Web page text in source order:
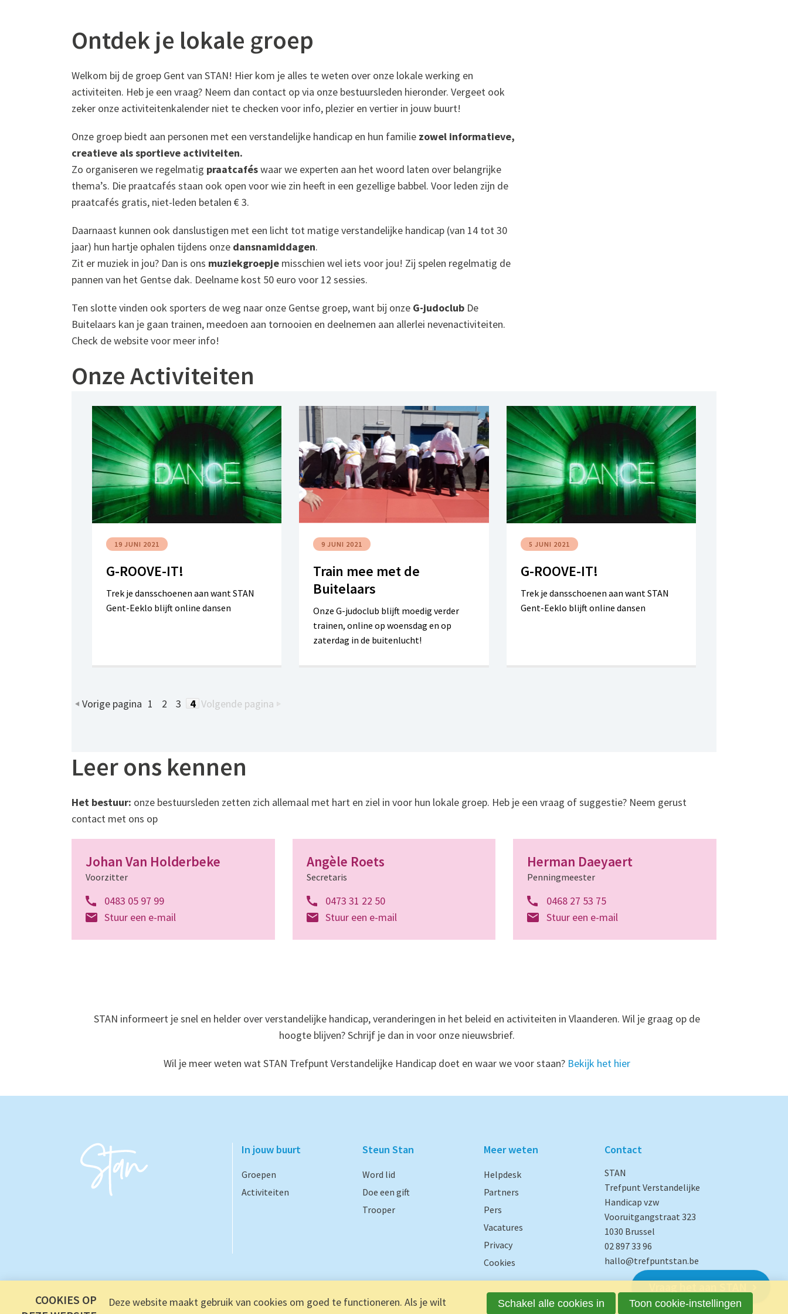
Ontdek je lokale groep
Welkom bij de groep Gent van STAN! Hier kom je alles te weten over onze lokale werking en
activiteiten. Heb je een vraag? Neem dan contact op via onze bestuursleden hieronder. Vergeet ook
zeker onze activiteitenkalender niet te checken voor info, plezier en vertier in jouw buurt!
Onze groep biedt aan personen met een verstandelijke handicap en hun familie zowel informatieve,
creatieve als sportieve activiteiten.
Zo organiseren we regelmatig praatcaféswaar we experten aan het woord laten over belangrijke
thema’s. Die praatcafés staan ook open voor wie zin heeft in een gezellige babbel. Voor leden zijn de
praatcafés gratis, niet-leden betalen € 3.
Daarnaast kunnen ook danslustigen met een licht tot matige verstandelijke handicap (van 14 tot 30
jaar) hun hartje ophalen tijdens onze dansnamiddagen.
Zit er muziek in jou? Dan is ons muziekgroepje misschien wel iets voor jou! Zij spelen regelmatig de
pannen van het Gentse dak. Deelname kost 50 euro voor 12 sessies.
Ten slotte vinden ook sporters de weg naar onze Gentse groep, want bij onze G-judoclub De
Buitelaars kan je gaan trainen, meedoen aan tornooien en deelnemen aan allerlei nevenactiviteiten.
Check de website voor meer info!
Onze Activiteiten
19 JUNI 2021
G-ROOVE-IT!
Trek je dansschoenen aan want STAN
Gent-Eeklo blijft online dansen
9 JUNI 2021
Train mee met de
Buitelaars
Onze G-judoclub blijft moedig verder
trainen, online op woensdag en op
zaterdag in de buitenlucht!
5 JUNI 2021
G-ROOVE-IT!
Trek je dansschoenen aan want STAN
Gent-Eeklo blijft online dansen
Vorige pagina 1 2 3 4 Volgende pagina
Leer ons kennen
Het bestuur: onze bestuursleden zetten zich allemaal met hart en ziel in voor hun lokale groep. Heb je een vraag of suggestie? Neem gerust
contact met ons op
Johan Van Holderbeke
Voorzitter
0483 05 97 99
Stuur een e-mail
Angèle Roets
Secretaris
0473 31 22 50
Stuur een e-mail
Herman Daeyaert
Penningmeester
0468 27 53 75
Stuur een e-mail
STAN informeert je snel en helder over verstandelijke handicap, veranderingen in het beleid en activiteiten in Vlaanderen. Wil je graag op de
hoogte blijven? Schrijf je dan in voor onze nieuwsbrief.
Wil je meer weten wat STAN Trefpunt Verstandelijke Handicap doet en waar we voor staan? Bekijk het hier
In jouw buurt
Groepen
Activiteiten
Steun Stan
Word lid
Doe een gift
Trooper
Meer weten
Helpdesk
Partners
Pers
Vacatures
Privacy
Cookies
Contact
STAN
Trefpunt Verstandelijke
Handicap vzw
Vooruitgangstraat 323
1030 Brussel
02 897 33 96
hallo@trefpuntstan.be
COOKIES OP
Deze website maakt gebruik van cookies om goed te functioneren. Als je wilt
Schakel alle cookies in Toon cookie-instellingen